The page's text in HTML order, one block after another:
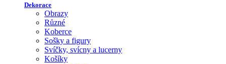
Dekorace
Obrazy
Různé
Koberce
Sošky a figury
Svíčky, svícny a lucerny
Košíky